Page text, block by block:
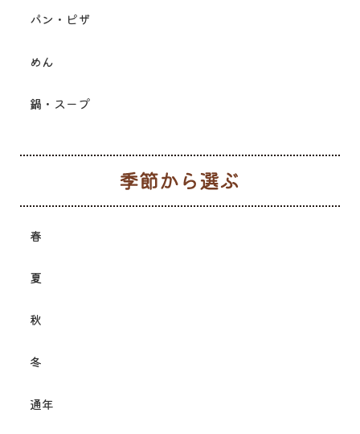
パン・ピザ
めん
鍋・スープ
春
夏
秋
冬
通年